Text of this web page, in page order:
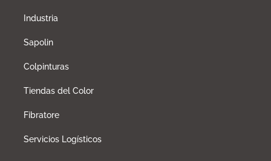
Industria
Sapolin
Colpinturas
Tiendas del Color
Fibratore
Servicios Logísticos